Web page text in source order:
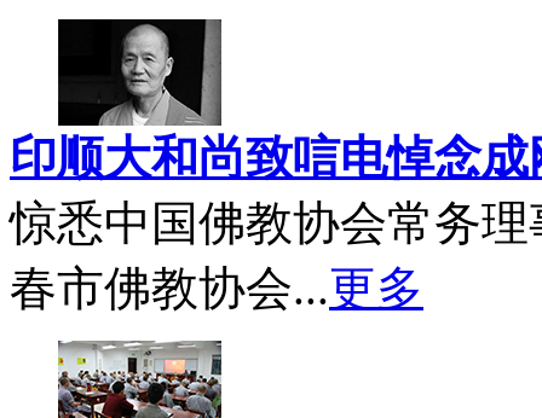
印顺大和尚致唁电悼念成
惊悉中国佛教协会常务
春市佛教协会...更多